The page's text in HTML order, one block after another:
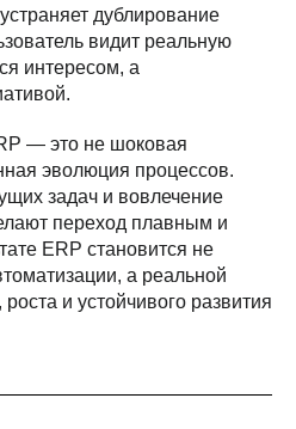
дублирование
видит реальную
интересом, а
— это не шоковая
эволюция процессов.
задач и вовлечение
переход плавным и
ERP становится не
а реальной
и устойчивого развития